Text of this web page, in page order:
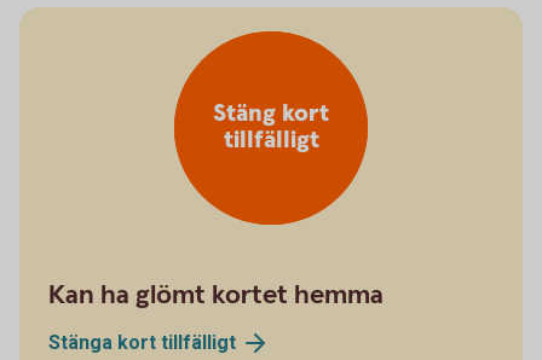
Stäng kort
tillfälligt
Kan ha glömt kortet hemma
Stänga kort tillfälligt